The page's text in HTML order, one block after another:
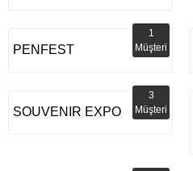
PENFEST
1
Müşteri
SOUVENIR EXPO
3
Müşteri